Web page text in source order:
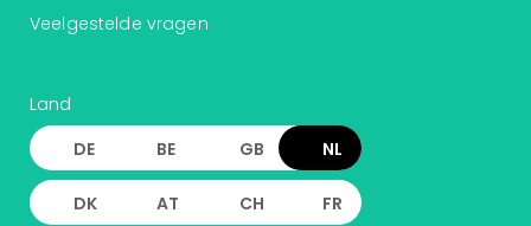
Veelgestelde vragen
Land
DE BE GB NL
DK AT CH FR